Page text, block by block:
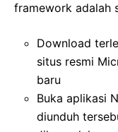
framework adalah
Download
situs resmi
baru
Buka aplikasi
diunduh